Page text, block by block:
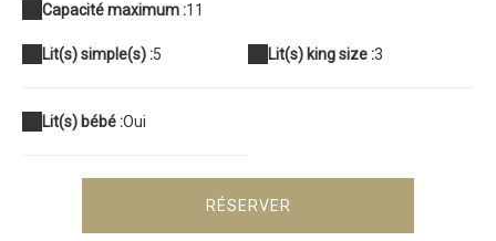
Capacité maximum :11
Lit(s) simple(s) :5 Lit(s) king size :3
Lit(s) bébé :Oui
RÉSERVER